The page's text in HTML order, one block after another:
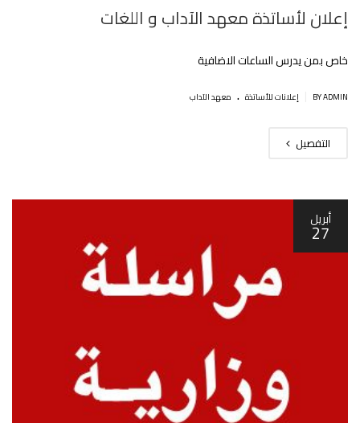
إعلان لأساتذة معهد الآداب و اللغات
خاص بمن يدرس الساعات الاضافية
BY ADMIN إعلانات للأساتذة . معهد الآداب
التفصيل
أبريل
27